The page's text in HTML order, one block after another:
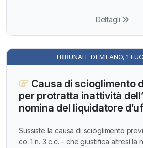
Dettagli
TRIBUNALE DI MILANO, 1
Causa di scioglimento
per protratta inattività
nomina del liquidatore
Sussiste la causa di scioglimento
co. 1 n. 3 c.c. – che giustifica altresì la